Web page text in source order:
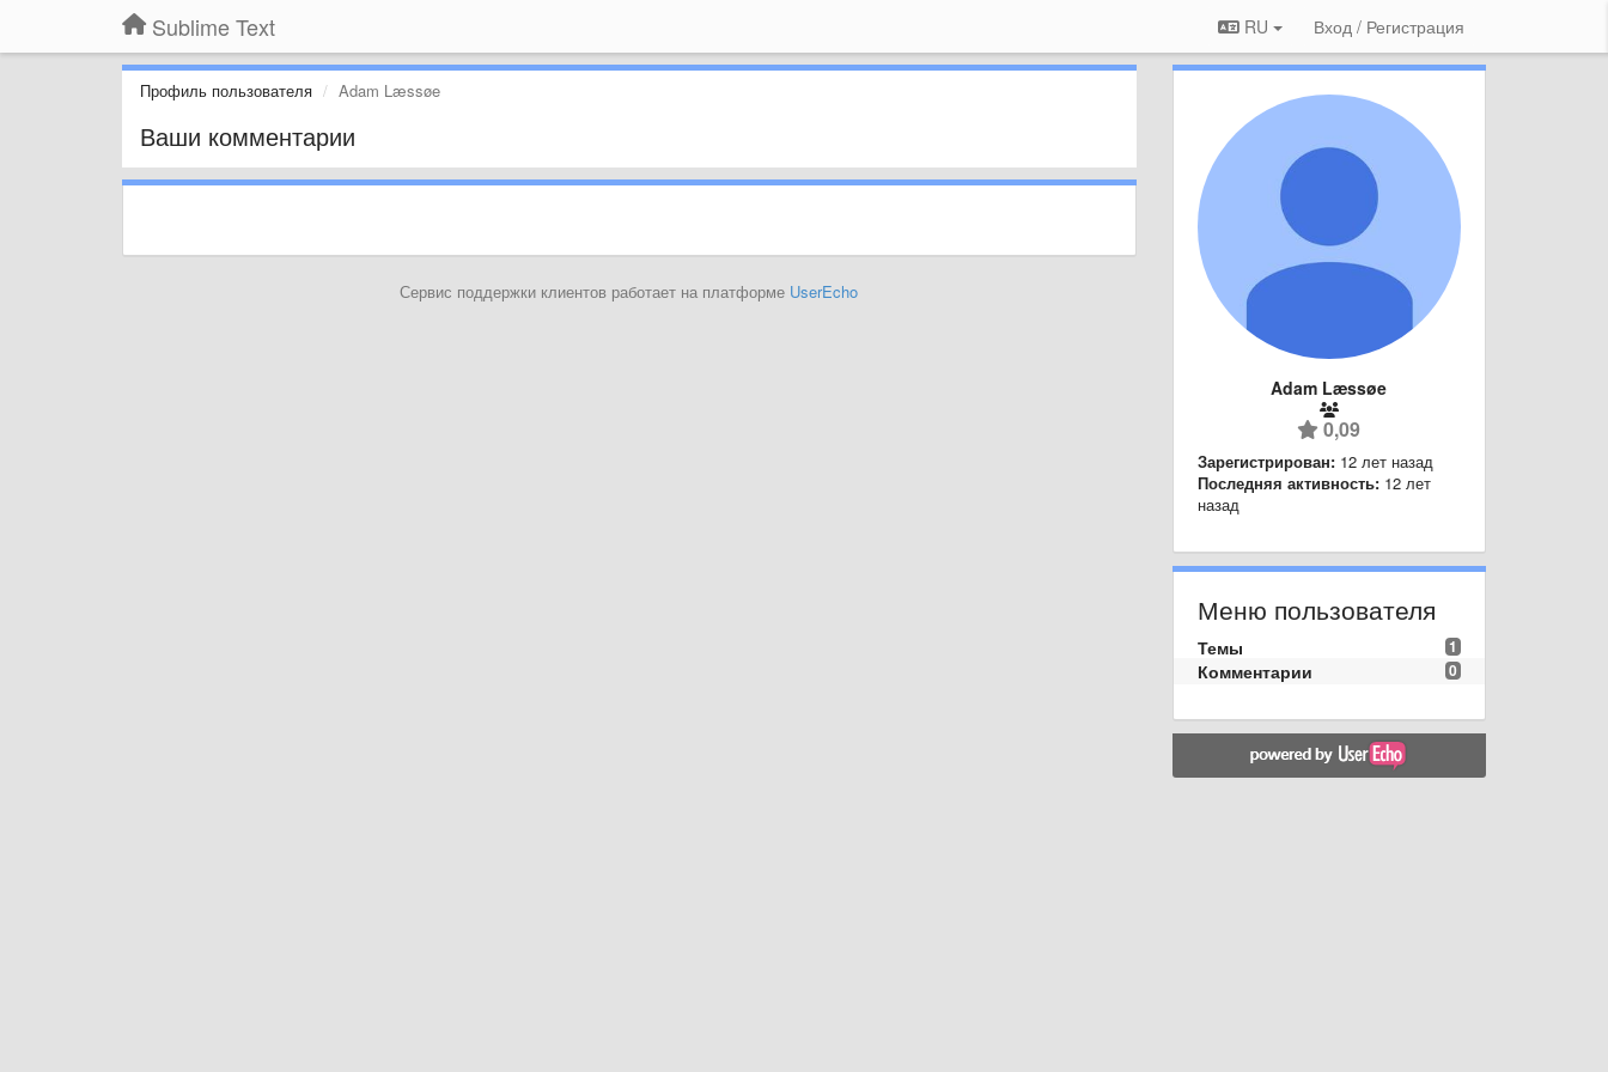
Sublime Text RU Вход / Регистрация
Профиль пользователя Adam Læssøe
Ваши комментарии
Сервис поддержки клиентов работает на платформе UserEcho
Adam Læssøe
0,09
Зарегистрирован: 12 лет назад
Последняя активность: 12 лет
назад
Меню пользователя
1
Темы
0
Комментарии